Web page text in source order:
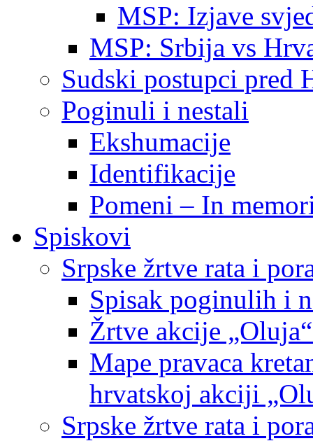
MSP: Izjave
MSP: Srbija vs
Sudski postupci pred
Poginuli i nestali
Ekshumacije
Identifikacije
Pomeni – In
Spiskovi
Srpske žrtve rata i
Spisak poginulih i
Žrtve akcije
Mape pravaca
hrvatskoj akciji
Srpske žrtve rata i